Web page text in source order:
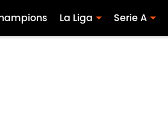
La Liga Serie A